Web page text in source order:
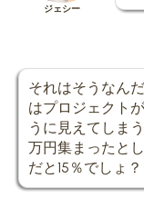
ジェシー
それはそうなん
はプロジェクト
うに見えてしま
万円集まったと
だと15％でしょ？